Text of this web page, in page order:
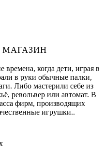
когда дети, играя в
в руки обычные палки,
Либо мастерили себе из
револьвер или автомат. В
фирм, производящих
игрушки..